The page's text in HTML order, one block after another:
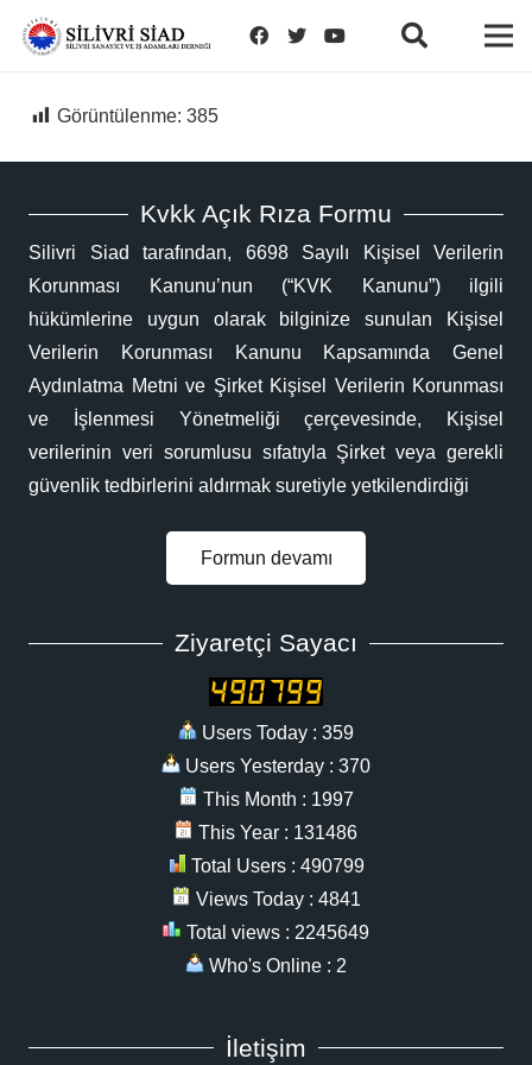
Görüntülenme: 385
Kvkk Açık Rıza Formu
Silivri Siad tarafından, 6698 Sayılı Kişisel Verilerin
Korunması Kanunu’nun (“KVK Kanunu”) ilgili
hükümlerine uygun olarak bilginize sunulan Kişisel
Verilerin Korunması Kanunu Kapsamında Genel
Aydınlatma Metni ve Şirket Kişisel Verilerin Korunması
ve İşlenmesi Yönetmeliği çerçevesinde, Kişisel
verilerinin veri sorumlusu sıfatıyla Şirket veya gerekli
güvenlik tedbirlerini aldırmak suretiyle yetkilendirdiği
Formun devamı
Ziyaretçi Sayacı
Users Today : 359
Users Yesterday : 370
This Month : 1997
This Year : 131486
Total Users : 490799
Views Today : 4841
Total views : 2245649
Who's Online : 2
İletişim